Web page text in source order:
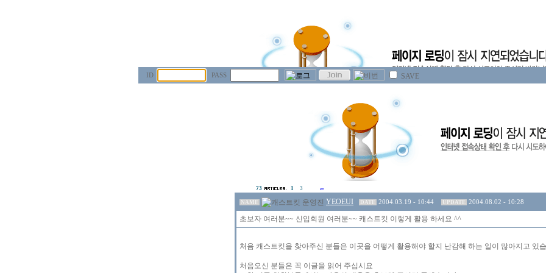
ID PASS SAVE
73 1 3
NAME YEOEUI DATE 2004.03.19 - 10:44 UPDATE 2004.08.02 - 10:28
초보자 여러분~~ 신입회원 여러분~~ 캐스트킷 이렇게 활용 하세요 ^^
처음 캐스트킷을 찾아주신 분들은 이곳을 어떻게 활용해야 할지 난감해 하는 일이 많아지고 있
처음오신 분들은 꼭 이글을 읽어 주십시요